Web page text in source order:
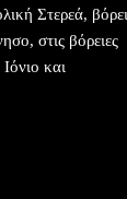
Στερεά,
στις βόρειες
και